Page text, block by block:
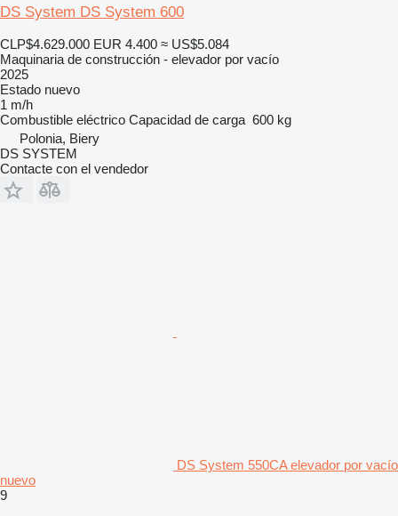
DS System DS System 600
CLP$4.629.000 EUR 4.400 ≈ US$5.084
Maquinaria de construcción - elevador por vacío
2025
Estado nuevo
1 m/h
Combustible eléctrico Capacidad de carga 600 kg
Polonia, Biery
DS SYSTEM
Contacte con el vendedor
DS System 550CA elevador por vacío
nuevo
9